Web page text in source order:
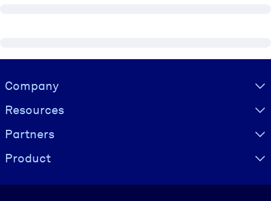
Visually hidden Text
Company
Resources
Partners
Product